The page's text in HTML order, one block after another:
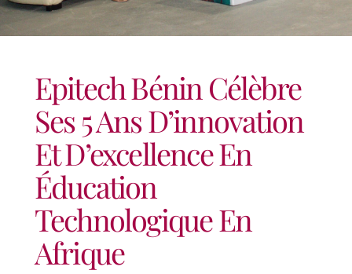
Epitech Bénin Célèbre
Ses 5 Ans D’innovation
Et D’excellence En
Éducation
Technologique En
Afrique